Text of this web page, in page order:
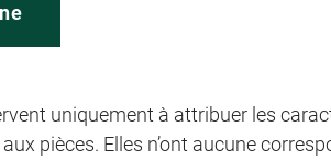
uniquement à attribuer les
pièces. Elles n’ont aucune